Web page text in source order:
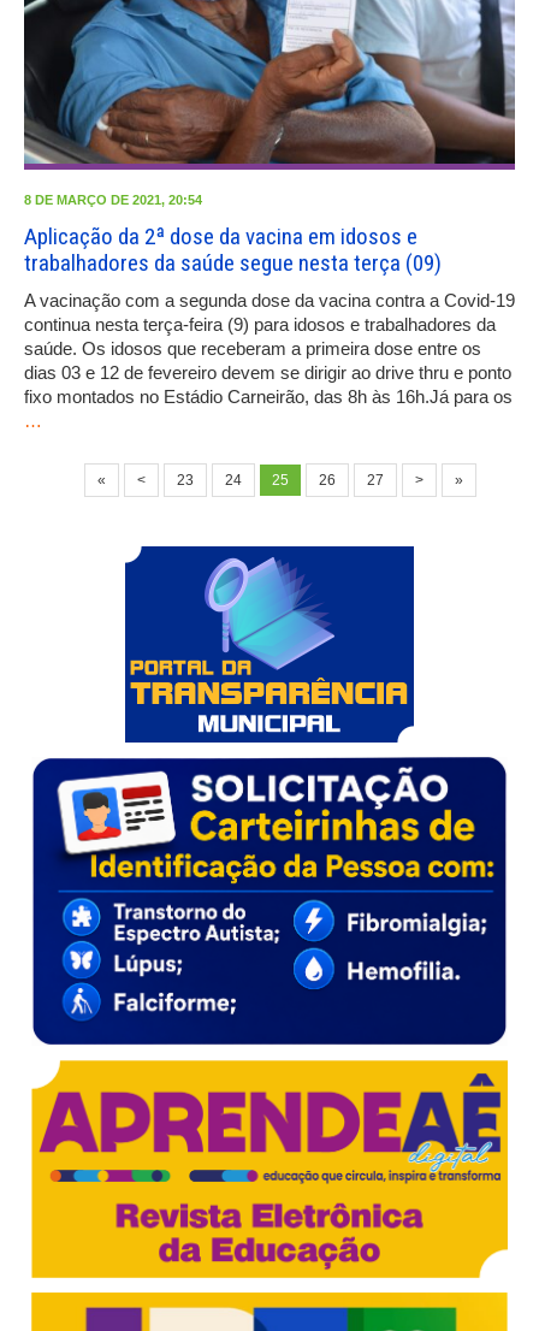
8 DE MARÇO DE 2021, 20:54
Aplicação da 2ª dose da vacina em idosos e
trabalhadores da saúde segue nesta terça (09)
A vacinação com a segunda dose da vacina contra a Covid-19
continua nesta terça-feira (9) para idosos e trabalhadores da
saúde. Os idosos que receberam a primeira dose entre os
dias 03 e 12 de fevereiro devem se dirigir ao drive thru e ponto
fixo montados no Estádio Carneirão, das 8h às 16h.Já para os
…
« < 23 24 25 26 27 > »